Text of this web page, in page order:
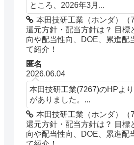
ところ、2026年3月...
本田技研工業（ホンダ）（
還元方針・配当方針は？ 目標
向や配当性向、DOE、累進配
て紹介！
匿名
2026.06.04
本田技研工業(7267)のHPよ
がありました。...
本田技研工業（ホンダ）（
還元方針・配当方針は？ 目標
向や配当性向、DOE、累進配